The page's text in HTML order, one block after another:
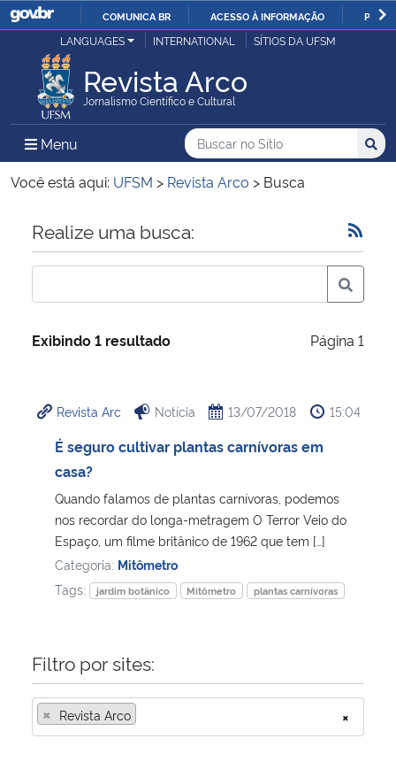
IR
O
COMUNICA BR ACESSO À INFORMAÇÃO
Ministério da Justiça e Segurança Pública
Ministério da Defesa
Ministério das Relações Exteriores
Ministério da Economia
Ministério da Infraestrutura
Ministério da Cidadania
Ministério da Saúde
Ministério de Minas e Energia
Ministério da Ciência, Tecnologia, Inovações e Comunicações
Ministério do Meio Ambiente
Controladoria-Geral da União
LANGUAGES INTERNATIONAL SÍTIOS DA UFSM
Revista Arco
Jornalismo Científico e Cultural
Menu Menu Principal do Sítio
Busca
Buscar no no Sítio
Busca:
Você está aqui: UFSM > Revista Arco > Busca
Início do conteúdo
Realize uma busca:
Exibindo 1 resultado Página 1
Revista Arc Notícia 13/07/2018 15:04
É seguro cultivar plantas carnívoras em
casa?
Quando falamos de plantas carnívoras, podemos
nos recordar do longa-metragem O Terror Veio do
Espaço, um filme britânico de 1962 que tem […]
Categoria: Mitômetro
Tags:
jardim botânico Mitômetro plantas carnívoras
Filtro por sites:
×
× Revista Arco